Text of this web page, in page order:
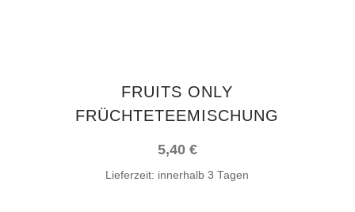
FRUITS ONLY
FRÜCHTETEEMISCHUNG
5,40 €
Lieferzeit: innerhalb 3 Tagen